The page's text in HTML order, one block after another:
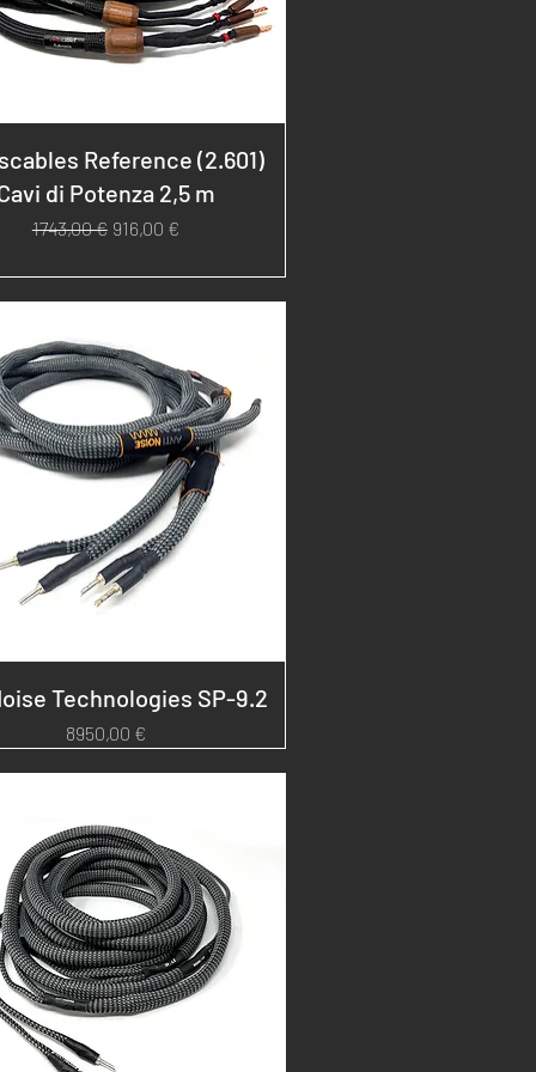
Reference (2.601)
di Potenza 2,5 m
Prezzo regolare
1743,00 € Prezzo scontato
916,00 €
Technologies SP-9.2
Prezzo
8950,00 €